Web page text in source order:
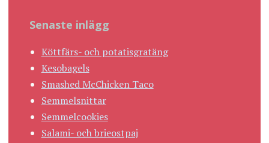
Senaste inlägg
Köttfärs- och potatisgratäng
Kesobagels
Smashed McChicken Taco
Semmelsnittar
Semmelcookies
Salami- och brieostpaj